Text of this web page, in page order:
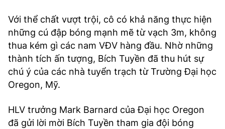
Với thể chất vượt trội, cô có khả năng thực hiện
những cú đập bóng mạnh mẽ từ vạch 3m, không
thua kém gì các nam VĐV hàng đầu. Nhờ những
thành tích ấn tượng, Bích Tuyền đã thu hút sự
chú ý của các nhà tuyển trạch từ Trường Đại học
Oregon, Mỹ.
HLV trưởng Mark Barnard của Đại học Oregon
đã gửi lời mời Bích Tuyền tham gia đội bóng